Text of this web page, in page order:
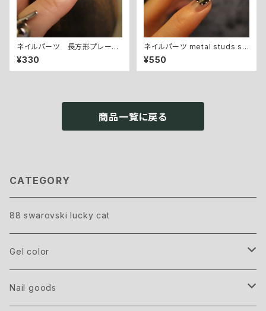
ネイルパーツ 長方形プレート
rectangle plate - silver
¥330
ネイルパーツ metal studs sil
ver 0.8㎜
¥550
商品一覧に戻る
CATEGORY
88 swarovski lucky cat
Gel color
GRAND
Nail goods